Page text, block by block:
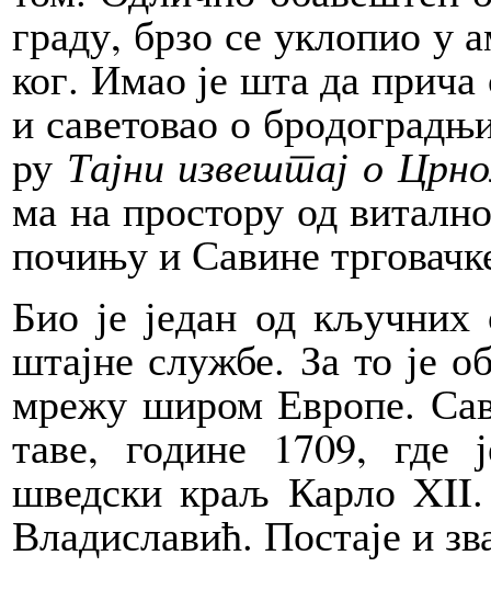
гра­ду, бр­зо се укло­пио у
ког. Имао је шта да при­ча
и са­ве­то­вао о
ру Тај­ни из­ве­штај о
ма на про­сто­ру од
по­чи­њу и Са­ви­не
Био је је­дан од кључ­них
штај­не слу­жбе. За то је
мре­жу ши­ром Евро­пе.
та­ве, го­ди­не 1709, где
швед­ски краљ Кар­ло XII.
Вла­ди­сла­вић. По­ста­је и